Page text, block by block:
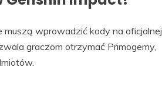
muszą wprowadzić kody na oficjalnej
graczom otrzymać Primogemy,